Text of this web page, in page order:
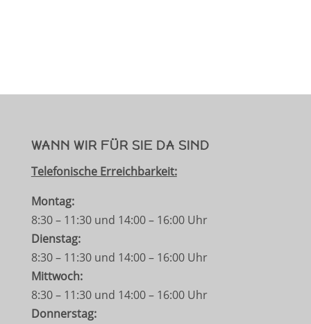
WANN WIR FÜR SIE DA SIND
Telefonische Erreichbarkeit:
Montag:
8:30 – 11:30 und 14:00 – 16:00 Uhr
Dienstag:
8:30 – 11:30 und 14:00 – 16:00 Uhr
Mittwoch:
8:30 – 11:30 und 14:00 – 16:00 Uhr
Donnerstag: